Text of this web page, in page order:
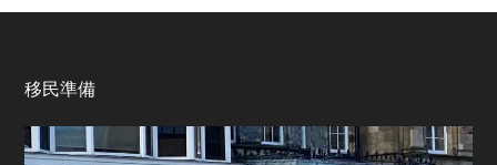
Footer
移民準備